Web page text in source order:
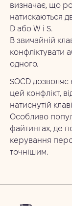
визначає, що
натискаються
D або W і S.
В звичайній
конфліктувати
одного.
SOCD дозволяє
цей конфлікт,
натиснутій
Особливо
файтингах, де
керування
точнішим.